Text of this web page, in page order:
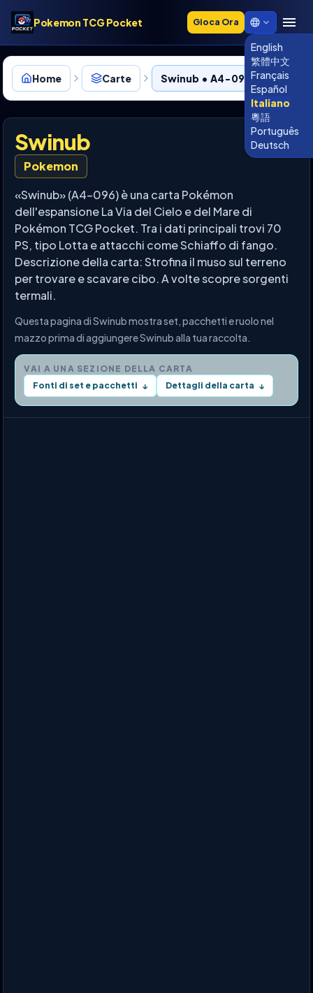
Pokemon TCG Pocket Gioca Ora
English
繁體中文
Français
Español
Italiano
粵語
Português
Deutsch
Home Carte Swinub • A4-096
Swinub
Pokemon
«Swinub» (A4-096) è una carta Pokémon
dell'espansione La Via del Cielo e del Mare di
Pokémon TCG Pocket. Tra i dati principali trovi 70
PS, tipo Lotta e attacchi come Schiaffo di fango.
Descrizione della carta: Strofina il muso sul terreno
per trovare e scavare cibo. A volte scopre sorgenti
termali.
Questa pagina di Swinub mostra set, pacchetti e ruolo nel
mazzo prima di aggiungere Swinub alla tua raccolta.
VAI A UNA SEZIONE DELLA CARTA
Fonti di set e pacchetti ↓ Dettagli della carta ↓